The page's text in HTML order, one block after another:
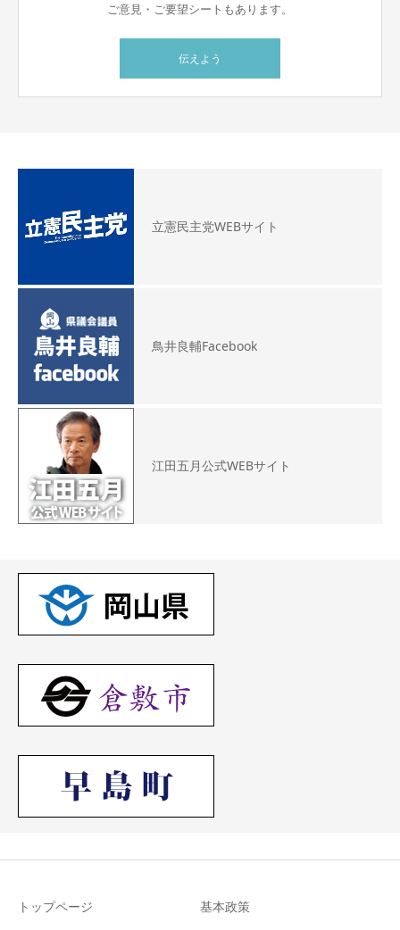
ご意見・ご要望シートもあります。
伝えよう
立憲民主党WEBサイト
鳥井良輔Facebook
江田五月公式WEBサイト
トップページ
基本政策